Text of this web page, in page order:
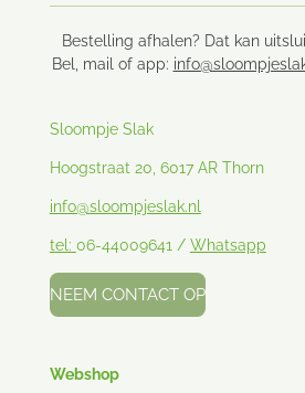
Bestelling afhalen? Dat kan
Bel, mail of app:
Sloompje Slak
Hoogstraat 20, 6017 AR Thorn
info@sloompjeslak.nl
tel: 06-44009641 / Whatsapp
NEEM CONTACT OP
Webshop